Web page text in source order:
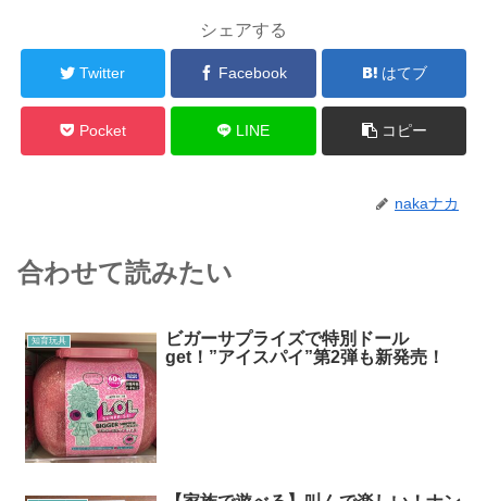
シェアする
Twitter Facebook はてブ
Pocket LINE コピー
nakaナカ
合わせて読みたい
知育玩具
ビガーサプライズで特別ドール
get！”アイスパイ”第2弾も新発売！